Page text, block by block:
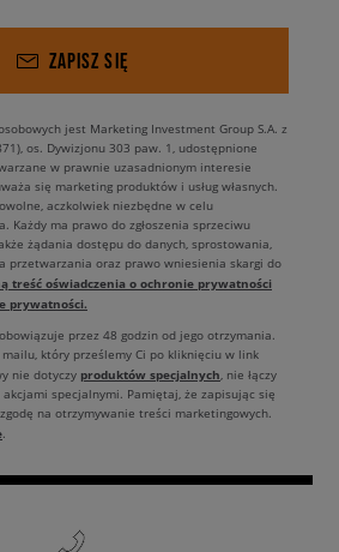
ZAPISZ SIĘ
jest Marketing Investment Group S.A. z
os. Dywizjonu 303 paw. 1, udostępnione
w prawnie uzasadnionym interesie
się marketing produktów i usług własnych.
aczkolwiek niezbędne w celu
Każdy ma prawo do zgłoszenia sprzeciwu
żądania dostępu do danych, sprostowania,
przetwarzania oraz prawo wniesienia skargi do
treść oświadczenia o ochronie prywatności
prywatności.
przez 48 godzin od jego otrzymania.
który prześlemy Ci po kliknięciu w link
nie dotyczy produktów specjalnych, nie łączy
specjalnymi. Pamiętaj, że zapisując się
na otrzymywanie treści marketingowych.
.